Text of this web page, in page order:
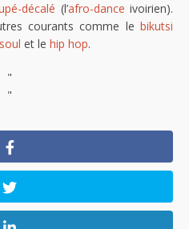
décalé (l’afro-dance ivoirien).
courants comme le bikutsi
et le hip hop.
"
"